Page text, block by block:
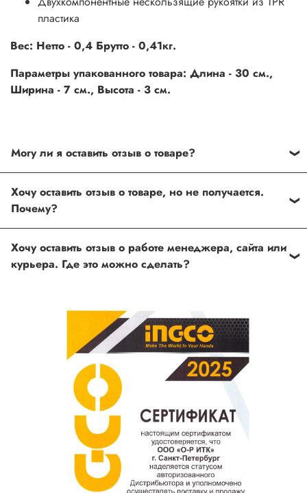
пластика
Вес: Нетто - 0,4 Брутто - 0,41кг.
Параметры упакованного товара: Длина - 30 см.,
Ширина - 7 см., Высота - 3 см.
специальное поле, где Вы можете оставить свой отзыв.
Также Вы можете присвоить товару от одной до пяти
звёзд. Все отзывы о товарах проходят модерацию.
Хочу оставить отзыв о товаре, но не получается.
полей. Если поля заполнены корректно, то свяжитесь с
нами по телефону +7 (812) 565-32-05;
Хочу оставить отзыв о работе менеджера, сайта или
Ваш отзыв о товаре, магазине или работе продавца
поможет нам улучшать сервис и будет полезен другим
Оставить отзыв о покупке